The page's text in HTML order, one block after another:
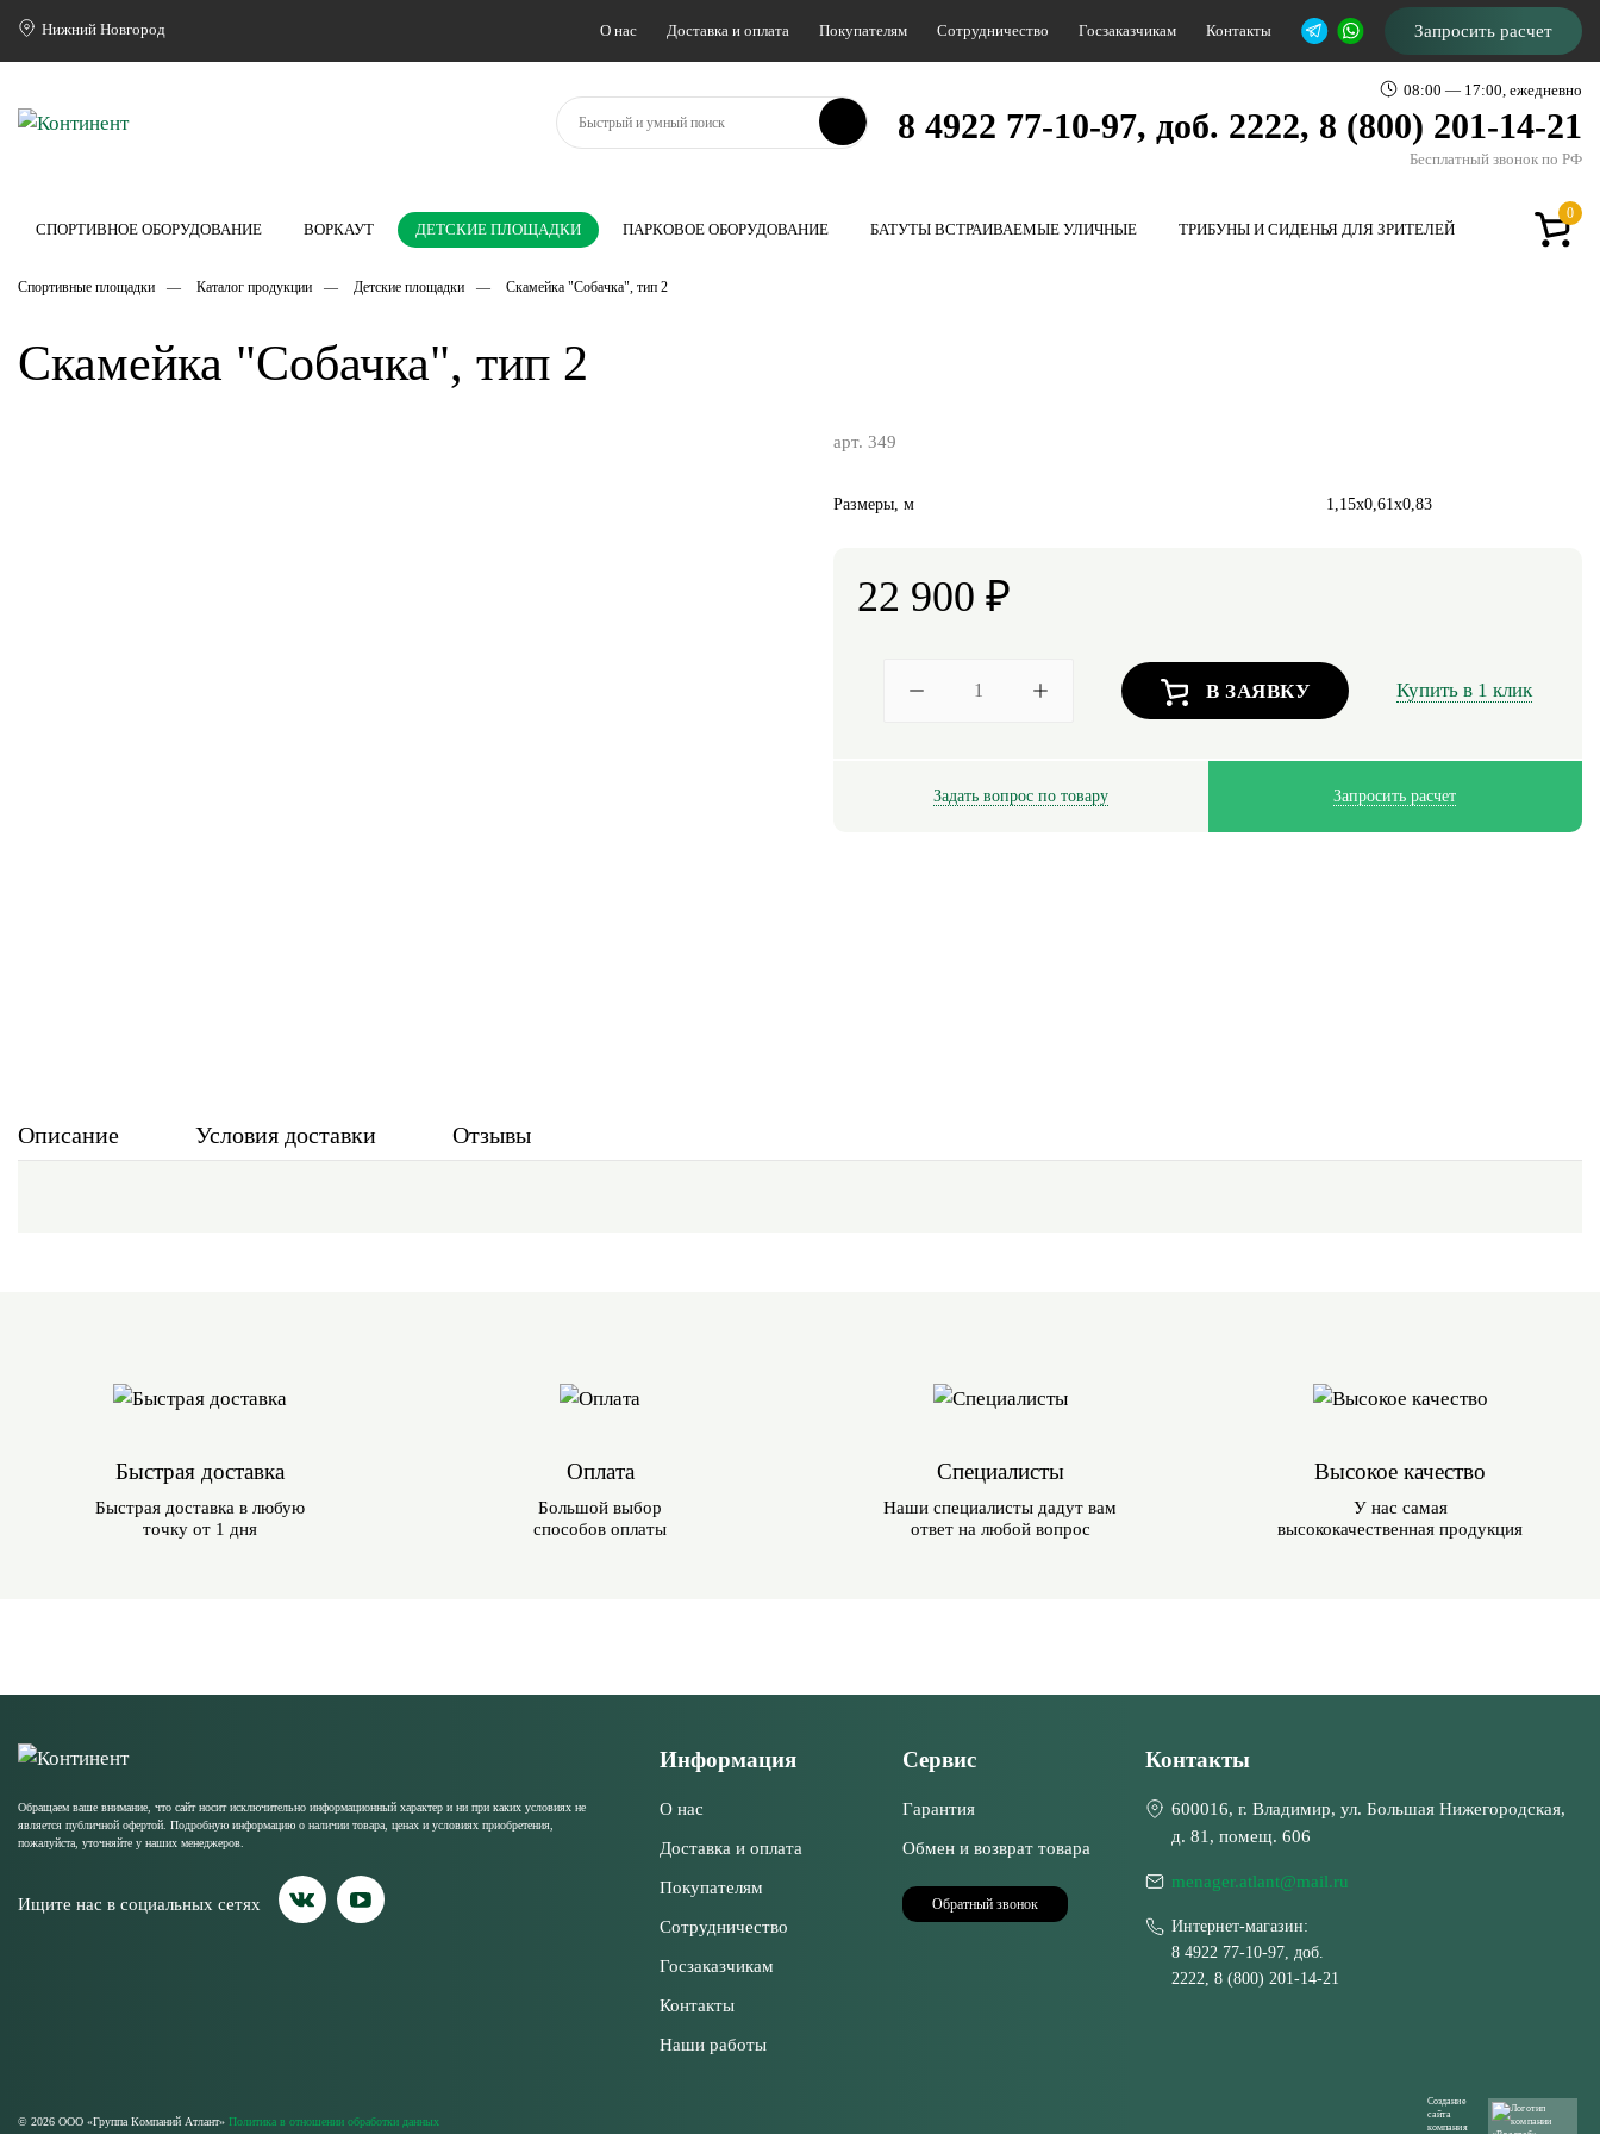
Нижний Новгород О нас Доставка и оплата Покупателям Сотрудничество Госзаказчикам Контакты Запросить расчет
08:00 — 17:00, ежедневно
8 4922 77-10-97, доб. 2222, 8 (800) 201-14-21
Бесплатный звонок по РФ
СПОРТИВНОЕ ОБОРУДОВАНИЕ ВОРКАУТ ДЕТСКИЕ ПЛОЩАДКИ ПАРКОВОЕ ОБОРУДОВАНИЕ БАТУТЫ ВСТРАИВАЕМЫЕ УЛИЧНЫЕ ТРИБУНЫ И СИДЕНЬЯ ДЛЯ ЗРИТЕЛЕЙ
0
Спортивные площадки Каталог продукции Детские площадки Скамейка "Собачка", тип 2
Скамейка "Собачка", тип 2
арт. 349
Размеры, м 1,15х0,61х0,83
22 900 ₽
В ЗАЯВКУ Купить в 1 клик
Задать вопрос по товару Запросить расчет
Описание Условия доставки Отзывы
Быстрая доставка
Быстрая доставка в любую
точку от 1 дня
Оплата
Большой выбор
способов оплаты
Специалисты
Наши специалисты дадут вам
ответ на любой вопрос
Высокое качество
У нас самая
высококачественная продукция
Обращаем ваше внимание, что сайт носит исключительно информационный характер и ни при каких условиях не
является публичной офертой. Подробную информацию о наличии товара, ценах и условиях приобретения,
пожалуйста, уточняйте у наших менеджеров.
Ищите нас в социальных сетях
Информация
О нас
Доставка и оплата
Покупателям
Сотрудничество
Госзаказчикам
Контакты
Наши работы
Сервис
Гарантия
Обмен и возврат товара
Обратный звонок
Контакты
600016, г. Владимир, ул. Большая Нижегородская,
д. 81, помещ. 606
menager.atlant@mail.ru
Интернет-магазин:
8 4922 77-10-97, доб.
2222, 8 (800) 201-14-21
© 2026 ООО «Группа Компаний Атлант» Политика в отношении обработки данных
Создание
сайта
компания